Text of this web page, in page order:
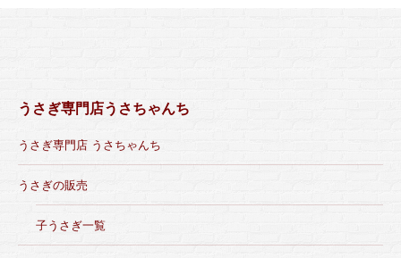
うさぎ専門店うさちゃんち
うさぎ専門店 うさちゃんち
うさぎの販売
子うさぎ一覧